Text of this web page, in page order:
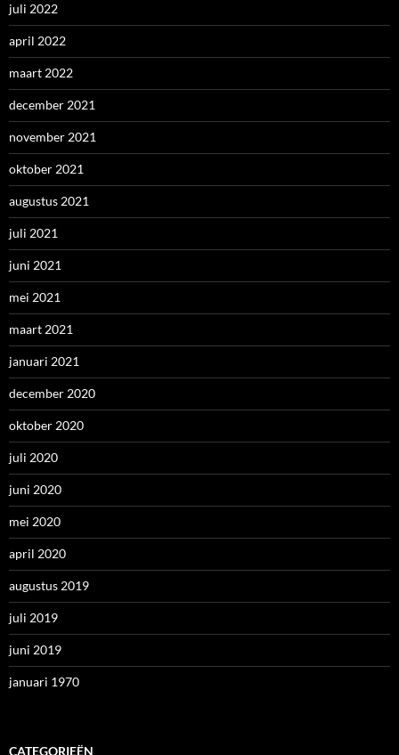
juli 2022
april 2022
maart 2022
december 2021
november 2021
oktober 2021
augustus 2021
juli 2021
juni 2021
mei 2021
maart 2021
januari 2021
december 2020
oktober 2020
juli 2020
juni 2020
mei 2020
april 2020
augustus 2019
juli 2019
juni 2019
januari 1970
CATEGORIEËN